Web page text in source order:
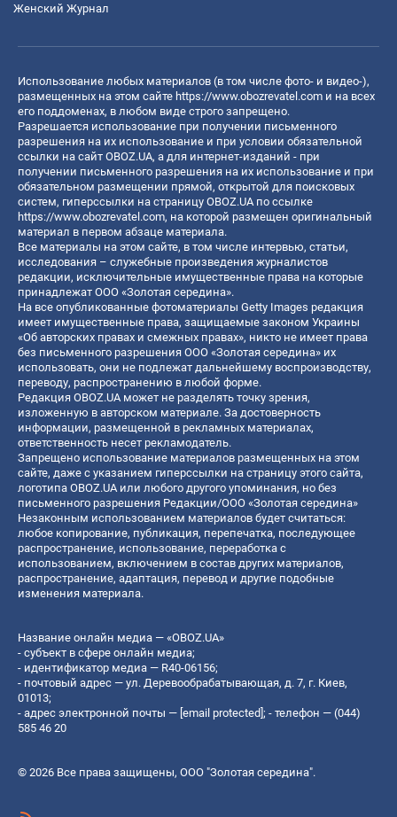
Женский Журнал
Использование любых материалов (в том числе фото- и видео-),
размещенных на этом сайте https://www.obozrevatel.com и на всех
его поддоменах, в любом виде строго запрещено.
Разрешается использование при получении письменного
разрешения на их использование и при условии обязательной
ссылки на сайт OBOZ.UA, а для интернет-изданий - при
получении письменного разрешения на их использование и при
обязательном размещении прямой, открытой для поисковых
систем, гиперссылки на страницу OBOZ.UA по ссылке
https://www.obozrevatel.com, на которой размещен оригинальный
материал в первом абзаце материала.
Все материалы на этом сайте, в том числе интервью, статьи,
исследования – служебные произведения журналистов
редакции, исключительные имущественные права на которые
принадлежат ООО «Золотая середина».
На все опубликованные фотоматериалы Getty Images редакция
имеет имущественные права, защищаемые законом Украины
«Об авторских правах и смежных правах», никто не имеет права
без письменного разрешения ООО «Золотая середина» их
использовать, они не подлежат дальнейшему воспроизводству,
переводу, распространению в любой форме.
Редакция OBOZ.UA может не разделять точку зрения,
изложенную в авторском материале. За достоверность
информации, размещенной в рекламных материалах,
ответственность несет рекламодатель.
Запрещено использование материалов размещенных на этом
сайте, даже с указанием гиперссылки на страницу этого сайта,
логотипа OBOZ.UA или любого другого упоминания, но без
письменного разрешения Редакции/ООО «Золотая середина»
Незаконным использованием материалов будет считаться:
любое копирование, публикация, перепечатка, последующее
распространение, использование, переработка с
использованием, включением в состав других материалов,
распространение, адаптация, перевод и другие подобные
изменения материала.
Название онлайн медиа — «OBOZ.UA»
- субъект в сфере онлайн медиа;
- идентификатор медиа — R40-06156;
- почтовый адрес — ул. Деревообрабатывающая, д. 7, г. Киев,
01013;
- адрес электронной почты — [email protected] ; - телефон — (044)
585 46 20
© 2026 Все права защищены, ООО "Золотая середина".